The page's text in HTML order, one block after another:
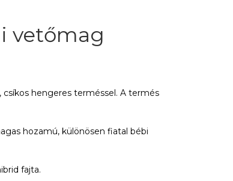
vetőmag
hengeres terméssel. A termés
hozamú, különösen fiatal bébi
fajta.